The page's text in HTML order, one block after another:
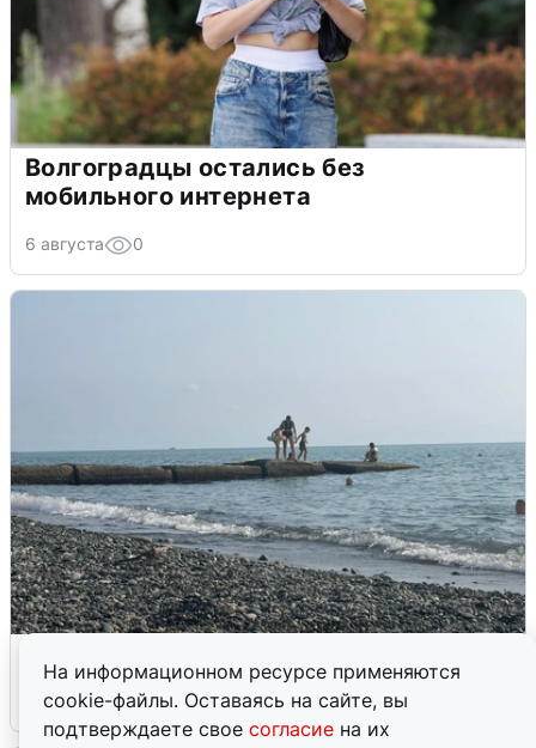
На информационном ресурсе применяются
cookie-файлы. Оставаясь на сайте, вы
подтверждаете свое согласие на их
Волгоградцы остались без
мобильного интернета
6 августа 0
6 августа 0